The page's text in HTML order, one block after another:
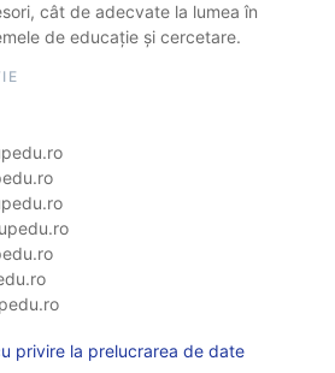
cât de adecvate la lumea în
de educație și cercetare.
privire la prelucrarea de date